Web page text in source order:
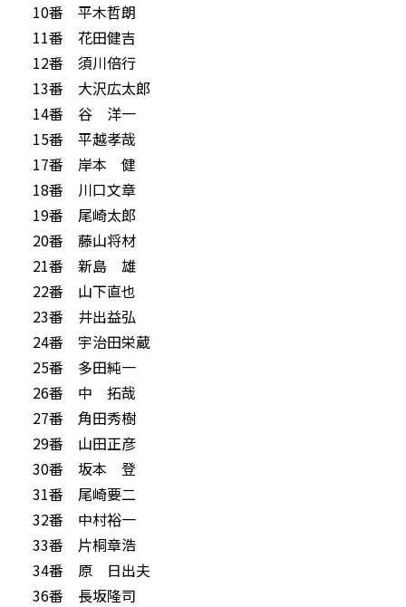
10番 平木哲朗
11番 花田健吉
12番 須川倍行
13番 大沢広太郎
14番 谷 洋一
15番 平越孝哉
17番 岸本 健
18番 川口文章
19番 尾崎太郎
20番 藤山将材
21番 新島 雄
22番 山下直也
23番 井出益弘
24番 宇治田栄蔵
25番 多田純一
26番 中 拓哉
27番 角田秀樹
29番 山田正彦
30番 坂本 登
31番 尾崎要二
32番 中村裕一
33番 片桐章浩
34番 原 日出夫
36番 長坂隆司